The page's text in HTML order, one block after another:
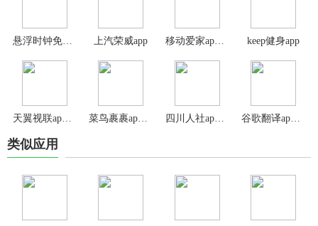
悬浮时钟免费版app 上汽荣威app 移动爱家app官方版 keep健身app
天翼视联app官方版 四川人社app官方版
类似应用